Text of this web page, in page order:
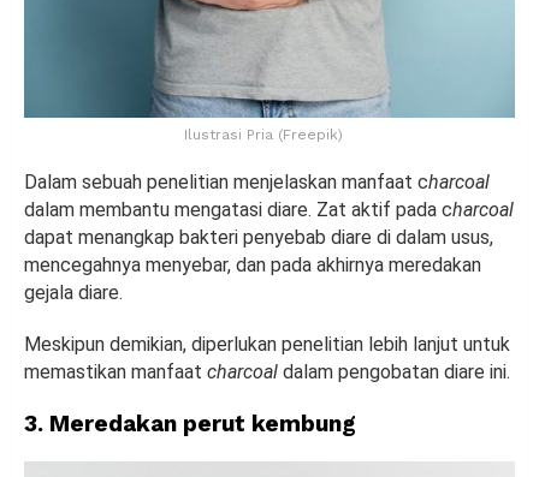
Ilustrasi Pria (Freepik)
Dalam sebuah penelitian menjelaskan manfaat charcoal
dalam membantu mengatasi diare. Zat aktif pada charcoal
dapat menangkap bakteri penyebab diare di dalam usus,
mencegahnya menyebar, dan pada akhirnya meredakan
gejala diare.
Meskipun demikian, diperlukan penelitian lebih lanjut untuk
memastikan manfaat charcoal dalam pengobatan diare ini.
3. Meredakan perut kembung